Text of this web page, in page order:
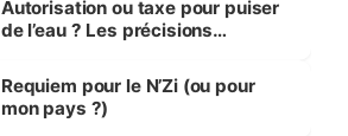
Autorisation ou taxe pour puiser
de l’eau ? Les précisions
Requiem pour le N’Zi (ou pour
mon pays ?)